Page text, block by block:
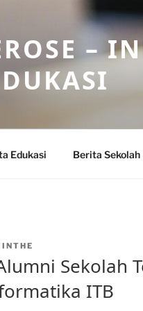
–
Edukasi Berita Sekolah
Sekolah
ITB